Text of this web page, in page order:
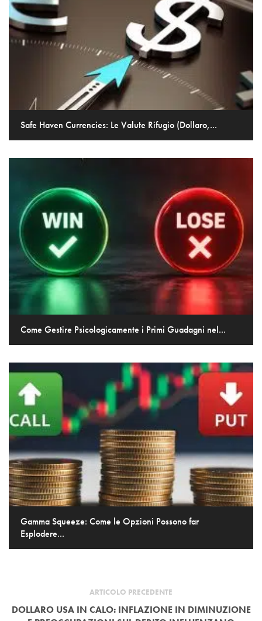
Safe Haven Currencies: Le Valute Rifugio (Dollaro,...
Come Gestire Psicologicamente i Primi Guadagni nel...
Gamma Squeeze: Come le Opzioni Possono far
Esplodere...
ARTICOLO PRECEDENTE
DOLLARO USA IN CALO: INFLAZIONE IN DIMINUZIONE